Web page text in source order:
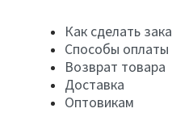
Как сделать
Способы оплаты
Возврат товара
Доставка
Оптовикам